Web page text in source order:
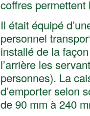
coffres
Il était équipé
personnel
installé de la
l’arrière les
personnes). La
d’emporter selon
de 90 mm à 240